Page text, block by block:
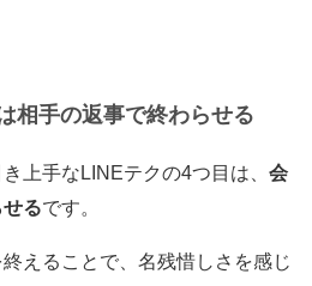
相手の返事で終わらせる
上手なLINEテクの4つ目は、 会
るです。
えることで、名残惜しさを感じ